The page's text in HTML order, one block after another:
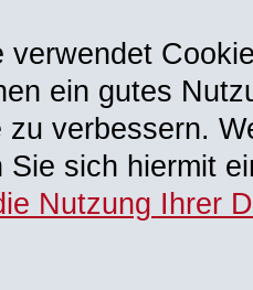
verwendet
ein gutes
zu verbessern.
Sie sich hiermit
Nutzung Ihrer